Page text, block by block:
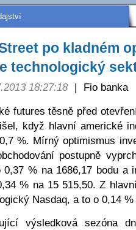
po kladném
technologický
18:27:18 |
Fio banka
futures těsně před
když hlavní americké
%. Mírný optimismus
postupně
0,37 % na 1686,17 bodu a
% na 15 515,50. Z
Nasdaq, a to o 0,14
výsledková sezóna